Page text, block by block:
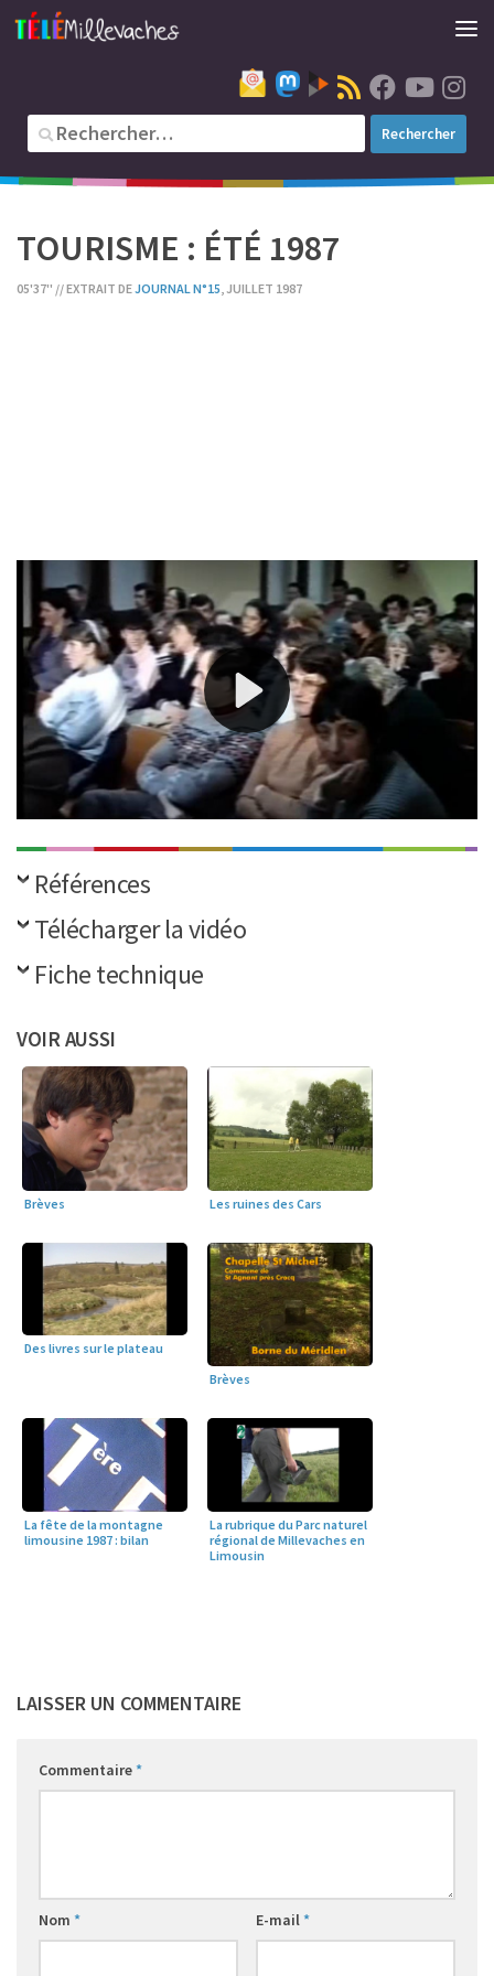
TOURISME : ÉTÉ 1987
05'37'' // EXTRAIT DEJOURNAL N°15 , JUILLET 1987
Propositions d’activités pour l’été par l’équipe de Télé
Millevaches : landes, sources de la Creuse, Vienne et
Vézère, ruines des Cars, voies romaines à Saint-Setiers,
calvaires à Peyrelevade et Gentioux-Pigerolles, église
de Tarnac, Bugeat, Saint-Léonard-de-Noblat,
Bourganeuf, Meymac, Aubusson, lac de Vassivière, liste
des diverses animations, renvoi vers les médias et
organismes pour les renseignements.
Références
Télécharger la vidéo
Fiche technique
VOIR AUSSI
Brèves Les ruines des Cars
Des livres sur le plateau
Brèves
La fête de la montagne
limousine 1987 : bilan
La rubrique du Parc naturel
régional de Millevaches en
Limousin
LAISSER UN COMMENTAIRE
Commentaire*
Nom * E-mail *